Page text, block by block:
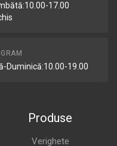
17.00
Duminică:10.00-19.00
Produse
Verighete